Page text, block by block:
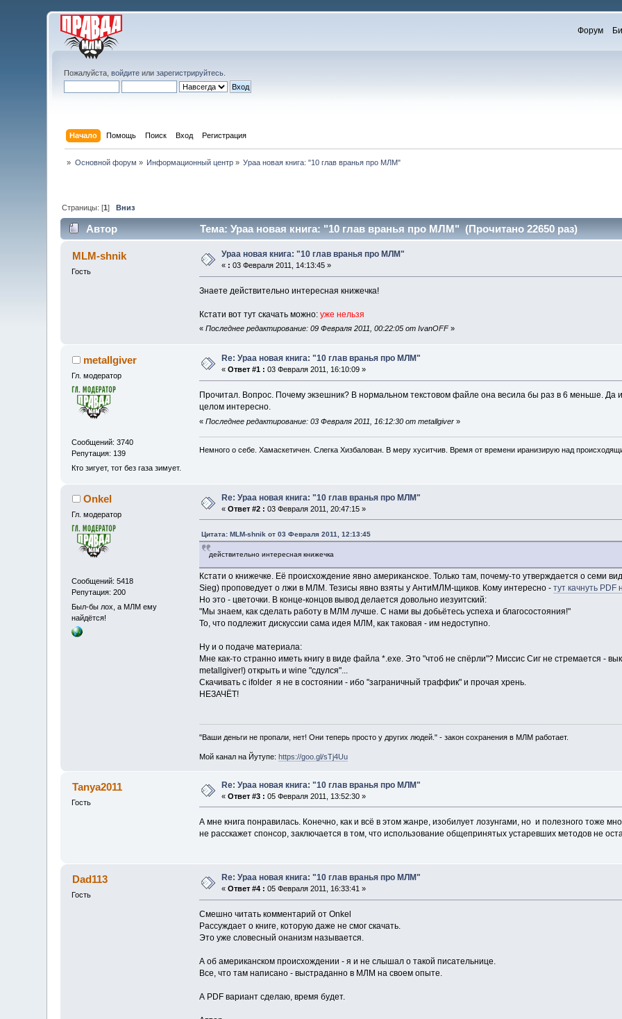
Форум
Пожалуйста,войдите илизарегистрируйтесь
Начало Помощь Поиск Вход Регистрация
» Основной форум » Информационный центр » Ураа новая книга: "10 глав вранья про МЛМ"
Страницы: [1]Вниз
Автор Тема: Ураа новая книга: "10 глав вранья про МЛМ" (Прочитано 22650 раз)
MLM-shnik
Гость
Ураа новая книга: "10 глав вранья про МЛМ"
« : 03 Февраля 2011, 14:13:45 »
Знаете действительно интересная книжечка!
Кстати вот тут скачать можно: уже нельзя
« Последнее редактирование: 09 Февраля 2011, 00:22:05 от IvanOFF»
metallgiver
Гл. модератор
Сообщений: 3740
Репутация: 139
Кто зигует, тот без газа зимует.
Re: Ураа новая книга: "10 глав вранья про МЛМ"
«Ответ #1 : 03 Февраля 2011, 16:10:09 »
Прочитал. Вопрос. Почему экзешник? В нормальном текстовом файле она весила бы раз в 6 меньше. Да
целом интересно.
« Последнее редактирование: 03 Февраля 2011, 16:12:30 от metallgiver»
Немного о себе. Хамаскетичен. Слегка Хизбалован. В меру хуситчив. Время от времени иранизирую над
Onkel
Гл. модератор
Сообщений: 5418
Репутация: 200
Был-бы лох, а МЛМ ему
найдётся!
Re: Ураа новая книга: "10 глав вранья про МЛМ"
«Ответ #2 : 03 Февраля 2011, 20:47:15 »
Цитата: MLM-shnik от 03 Февраля 2011, 12:13:45
действительно интересная книжечка
Кстати о книжечке. Её происхождение явно американское. Только там, почему-то утверждается о семи
Sieg) проповедует о лжи в МЛМ. Тезисы явно взяты у АнтиМЛМ-щиков. Кому интересно - тут качнуть PDF
Но это - цветочки. В конце-концов вывод делается довольно иезуитский:
"Мы знаем, как сделать работу в МЛМ лучше. С нами вы добьётесь успеха и благосостояния!"
То, что подлежит дискуссии сама идея МЛМ, как таковая - им недоступно.
Ну и о подаче материала:
Мне как-то странно иметь книгу в виде файла *.exe. Это "чтоб не спёрли"? Миссис Сиг не стремается -
metallgiver!) открыть и wine "сдулся"...
Cкачивать с ifolder я не в состоянии - ибо "заграничный траффик" и прочая хрень.
НЕЗАЧЁТ!
"Ваши деньги не пропали, нет! Они теперь просто у других людей." - закон сохранения в МЛМ работает.
Мой канал на Йутупе: https://goo.gl/sTj4Uu
Tanya2011
Гость
Re: Ураа новая книга: "10 глав вранья про МЛМ"
«Ответ #3 : 05 Февраля 2011, 13:52:30 »
А мне книга понравилась. Конечно, как и всё в этом жанре, изобилует лозунгами, но и полезного тоже
не расскажет спонсор, заключается в том, что использование общепринятых устаревших методов не
Dad113
Гость
Re: Ураа новая книга: "10 глав вранья про МЛМ"
«Ответ #4 : 05 Февраля 2011, 16:33:41 »
Смешно читать комментарий от Onkel
Рассуждает о книге, которую даже не смог скачать.
Это уже словесный онанизм называется.
А об американском происхождении - я и не слышал о такой писательнице.
Все, что там написано - выстраданно в МЛМ на своем опыте.
А PDF вариант сделаю, время будет.